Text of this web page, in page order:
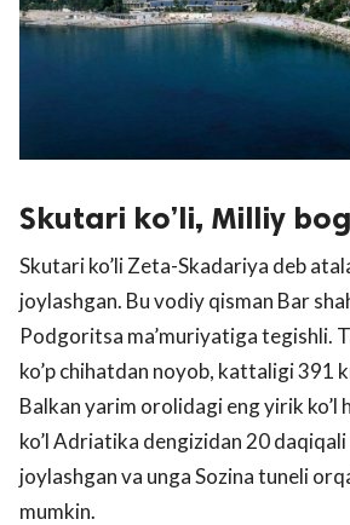
Skutari ko’li, Milliy
Skutari ko’li Zeta-Skadariya deb
joylashgan. Bu vodiy qisman Bar
Podgoritsa ma’muriyatiga tegishli.
ko’p chihatdan noyob, kattaligi 391
Balkan yarim orolidagi eng yirik ko’l
ko’l Adriatika dengizidan 20
joylashgan va unga Sozina tuneli
mumkin.